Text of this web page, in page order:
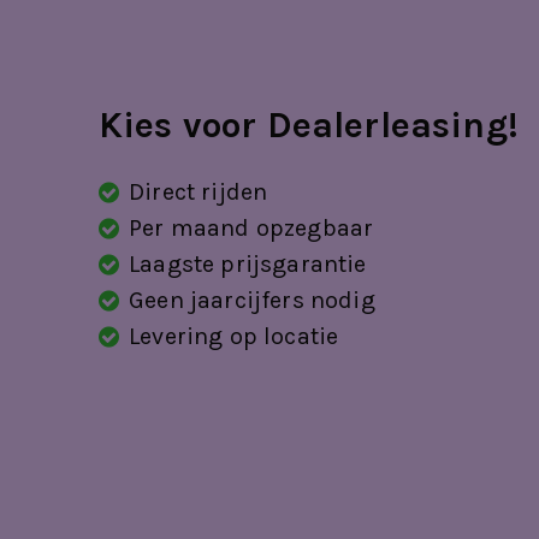
Bandenreparatieset
bestuurdersairbag
bestuurdersstoel in hoogte verstelbaar
binnenspiegel automatisch dimmend
Kies voor Dealerleasing!
Direct rijden
Per maand opzegbaar
Laagste prijsgarantie
Geen jaarcijfers nodig
Levering op locatie